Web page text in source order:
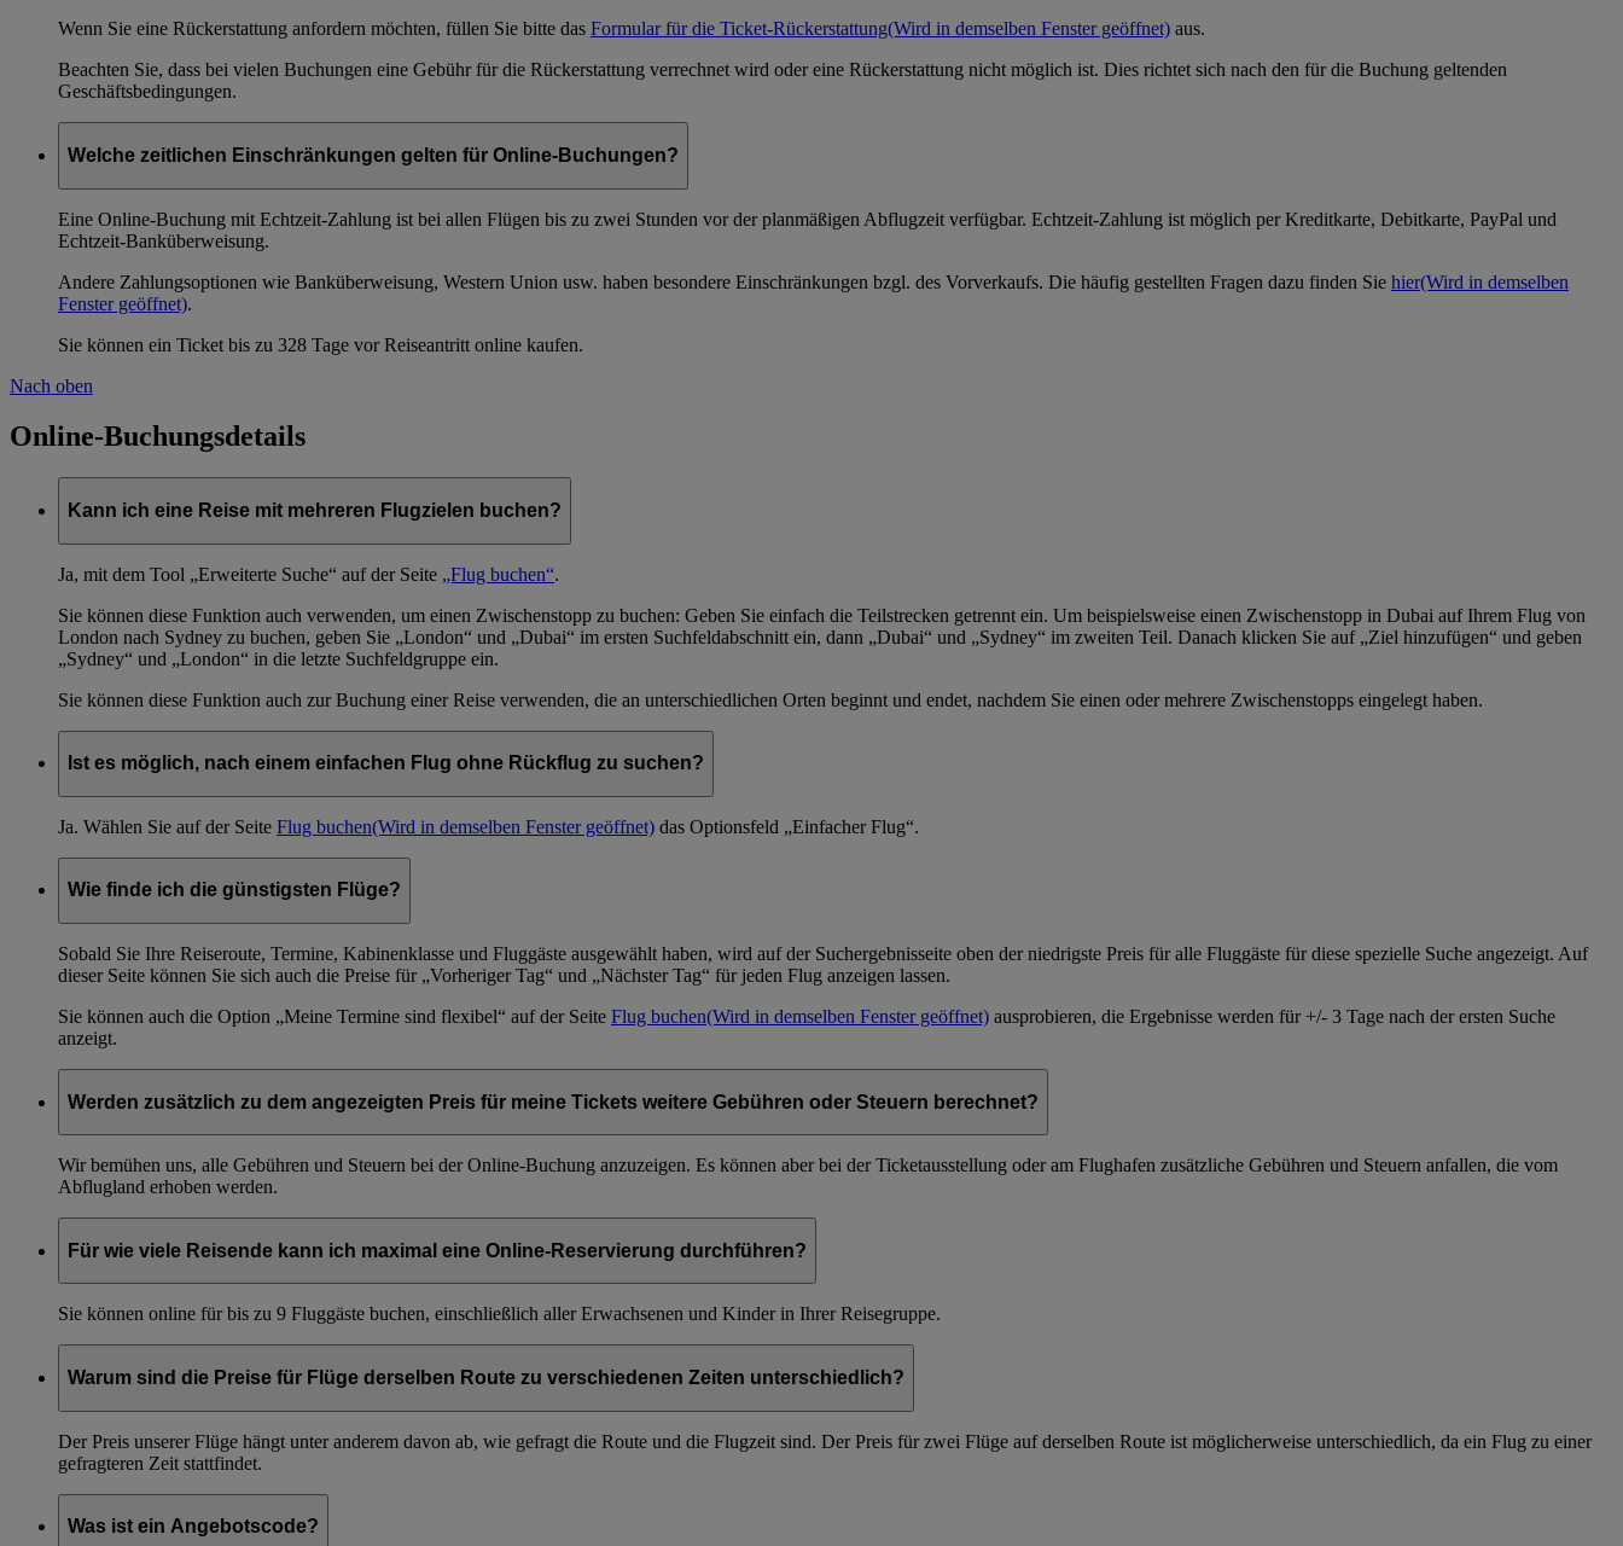
Wenn Sie eine Rückerstattung anfordern möchten, füllen Sie bitte das Formular für die Ticket-Rückerstattung(Wird in demselben Fenster geöffnet) aus.
Beachten Sie, dass bei vielen Buchungen eine Gebühr für die Rückerstattung verrechnet wird oder eine Rückerstattung nicht möglich ist. Dies richtet sich nach den für die Buchung geltenden
Geschäftsbedingungen.
Welche zeitlichen Einschränkungen gelten für Online-Buchungen?
Eine Online-Buchung mit Echtzeit-Zahlung ist bei allen Flügen bis zu zwei Stunden vor der planmäßigen Abflugzeit verfügbar. Echtzeit-Zahlung ist möglich per Kreditkarte, Debitkarte, PayPal und
Echtzeit-Banküberweisung.
Andere Zahlungsoptionen wie Banküberweisung, Western Union usw. haben besondere Einschränkungen bzgl. des Vorverkaufs. Die häufig gestellten Fragen dazu finden Sie hier(Wird in demselben
Fenster geöffnet).
Sie können ein Ticket bis zu 328 Tage vor Reiseantritt online kaufen.
Nach oben
Online-Buchungsdetails
Kann ich eine Reise mit mehreren Flugzielen buchen?
Ja, mit dem Tool „Erweiterte Suche“ auf der Seite „Flug buchen“.
Sie können diese Funktion auch verwenden, um einen Zwischenstopp zu buchen: Geben Sie einfach die Teilstrecken getrennt ein. Um beispielsweise einen Zwischenstopp in Dubai auf Ihrem Flug von
London nach Sydney zu buchen, geben Sie „London“ und „Dubai“ im ersten Suchfeldabschnitt ein, dann „Dubai“ und „Sydney“ im zweiten Teil. Danach klicken Sie auf „Ziel hinzufügen“ und geben
„Sydney“ und „London“ in die letzte Suchfeldgruppe ein.
Sie können diese Funktion auch zur Buchung einer Reise verwenden, die an unterschiedlichen Orten beginnt und endet, nachdem Sie einen oder mehrere Zwischenstopps eingelegt haben.
Ist es möglich, nach einem einfachen Flug ohne Rückflug zu suchen?
Ja. Wählen Sie auf der Seite Flug buchen(Wird in demselben Fenster geöffnet) das Optionsfeld „Einfacher Flug“.
Wie finde ich die günstigsten Flüge?
Sobald Sie Ihre Reiseroute, Termine, Kabinenklasse und Fluggäste ausgewählt haben, wird auf der Suchergebnisseite oben der niedrigste Preis für alle Fluggäste für diese spezielle Suche angezeigt. Auf
dieser Seite können Sie sich auch die Preise für „Vorheriger Tag“ und „Nächster Tag“ für jeden Flug anzeigen lassen.
Sie können auch die Option „Meine Termine sind flexibel“ auf der Seite Flug buchen(Wird in demselben Fenster geöffnet) ausprobieren, die Ergebnisse werden für +/- 3 Tage nach der ersten Suche
anzeigt.
Werden zusätzlich zu dem angezeigten Preis für meine Tickets weitere Gebühren oder Steuern berechnet?
Wir bemühen uns, alle Gebühren und Steuern bei der Online-Buchung anzuzeigen. Es können aber bei der Ticketausstellung oder am Flughafen zusätzliche Gebühren und Steuern anfallen, die vom
Abflugland erhoben werden.
Für wie viele Reisende kann ich maximal eine Online-Reservierung durchführen?
Sie können online für bis zu 9 Fluggäste buchen, einschließlich aller Erwachsenen und Kinder in Ihrer Reisegruppe.
Warum sind die Preise für Flüge derselben Route zu verschiedenen Zeiten unterschiedlich?
Der Preis unserer Flüge hängt unter anderem davon ab, wie gefragt die Route und die Flugzeit sind. Der Preis für zwei Flüge auf derselben Route ist möglicherweise unterschiedlich, da ein Flug zu einer
gefragteren Zeit stattfindet.
Was ist ein Angebotscode?